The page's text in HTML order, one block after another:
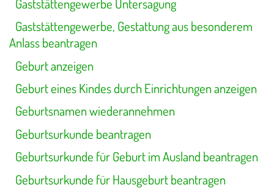
Gaststättengewerbe Untersagung
Gaststättengewerbe, Gestattung aus besonderem
Anlass beantragen
Geburt anzeigen
Geburt eines Kindes durch Einrichtungen anzeigen
Geburtsnamen wiederannehmen
Geburtsurkunde beantragen
Geburtsurkunde für Geburt im Ausland beantragen
Geburtsurkunde für Hausgeburt beantragen